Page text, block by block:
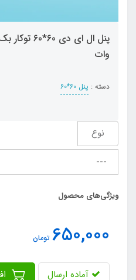
وات
دسته : پنل 60*60
نوع
ویژگی‌های محصول
650,000 تومان
آماده ارسال